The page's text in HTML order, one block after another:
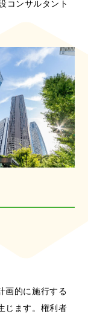
コンサルタント
画的に施行する
じます。権利者